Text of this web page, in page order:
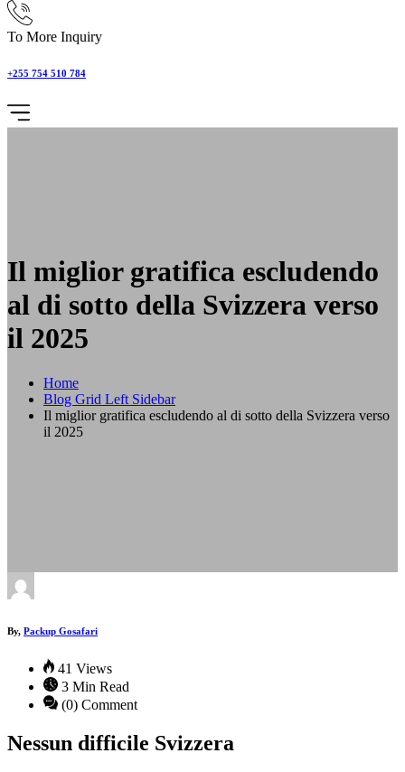
To More Inquiry
+255 754 510 784
Il miglior gratifica escludendo
al di sotto della Svizzera verso
il 2025
Home
Blog Grid Left Sidebar
Il miglior gratifica escludendo al di sotto della Svizzera verso
il 2025
By, Packup Gosafari
41 Views
3 Min Read
(0) Comment
Nessun difficile Svizzera